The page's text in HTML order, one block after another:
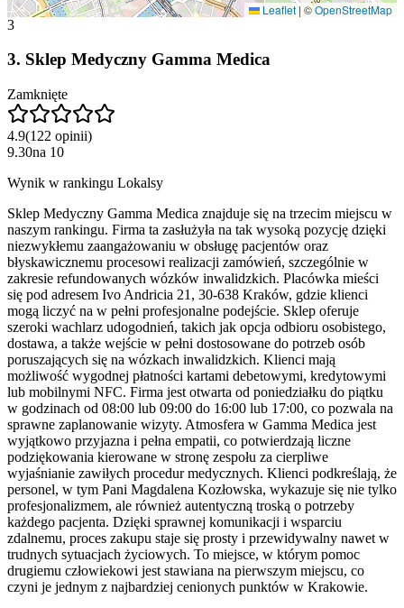
Leaflet|©OpenStreetMap
3
3. Sklep Medyczny Gamma Medica
Zamknięte
4.9(122 opinii)
9.30na 10
Wynik w rankingu Lokalsy
Sklep Medyczny Gamma Medica znajduje się na trzecim miejscu w
naszym rankingu. Firma ta zasłużyła na tak wysoką pozycję dzięki
niezwykłemu zaangażowaniu w obsługę pacjentów oraz
błyskawicznemu procesowi realizacji zamówień, szczególnie w
zakresie refundowanych wózków inwalidzkich. Placówka mieści
się pod adresem Ivo Andricia 21, 30-638 Kraków, gdzie klienci
mogą liczyć na w pełni profesjonalne podejście. Sklep oferuje
szeroki wachlarz udogodnień, takich jak opcja odbioru osobistego,
dostawa, a także wejście w pełni dostosowane do potrzeb osób
poruszających się na wózkach inwalidzkich. Klienci mają
możliwość wygodnej płatności kartami debetowymi, kredytowymi
lub mobilnymi NFC. Firma jest otwarta od poniedziałku do piątku
w godzinach od 08:00 lub 09:00 do 16:00 lub 17:00, co pozwala na
sprawne zaplanowanie wizyty. Atmosfera w Gamma Medica jest
wyjątkowo przyjazna i pełna empatii, co potwierdzają liczne
podziękowania kierowane w stronę zespołu za cierpliwe
wyjaśnianie zawiłych procedur medycznych. Klienci podkreślają, że
personel, w tym Pani Magdalena Kozłowska, wykazuje się nie tylko
profesjonalizmem, ale również autentyczną troską o potrzeby
każdego pacjenta. Dzięki sprawnej komunikacji i wsparciu
zdalnemu, proces zakupu staje się prosty i przewidywalny nawet w
trudnych sytuacjach życiowych. To miejsce, w którym pomoc
drugiemu człowiekowi jest stawiana na pierwszym miejscu, co
czyni je jednym z najbardziej cenionych punktów w Krakowie.